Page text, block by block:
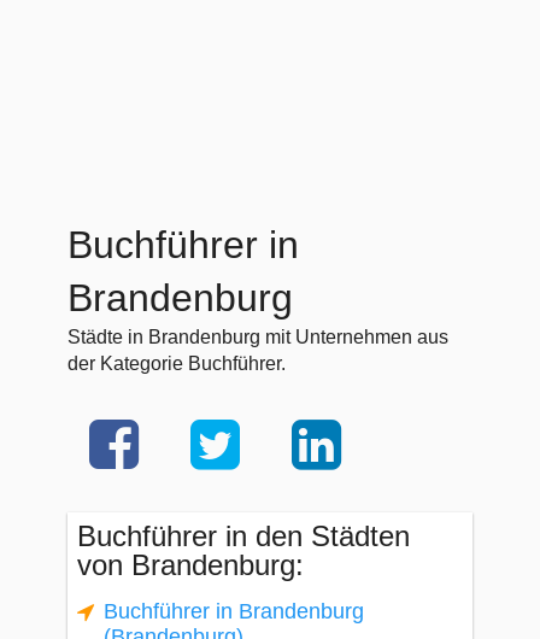
Buchführer in
Brandenburg
Städte in Brandenburg mit Unternehmen aus
der Kategorie Buchführer.
Buchführer in den Städten
von Brandenburg:
Buchführer in Brandenburg